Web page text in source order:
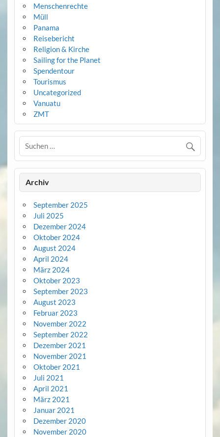
Menschenrechte
Müll
Panama
Reisebericht
Religion & Kirche
Sailing for the Planet
Spendentour
Tourismus
Uncategorized
Vanuatu
ZMT
Archiv
September 2025
Juli 2025
Dezember 2024
Oktober 2024
August 2024
April 2024
März 2024
Oktober 2023
September 2023
August 2023
Februar 2023
November 2022
September 2022
Dezember 2021
November 2021
Oktober 2021
Juli 2021
April 2021
März 2021
Januar 2021
Dezember 2020
November 2020